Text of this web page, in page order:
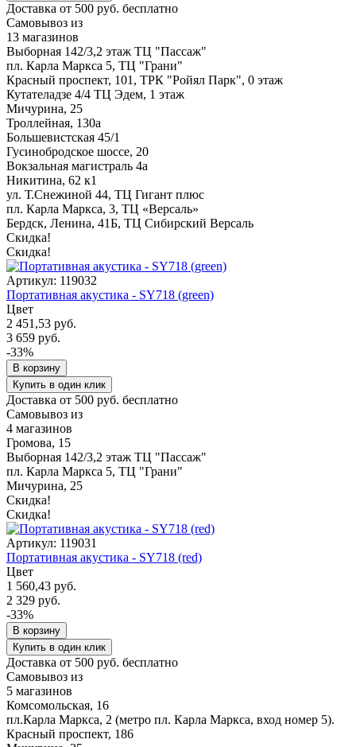
Доставка от 500 руб. бесплатно
Самовывоз из
13 магазинов
Выборная 142/3,2 этаж ТЦ "Пассаж"
пл. Карла Маркса 5, ТЦ "Грани"
Красный проспект, 101, ТРК "Ройял Парк", 0 этаж
Кутателадзе 4/4 ТЦ Эдем, 1 этаж
Мичурина, 25
Троллейная, 130а
Большевистская 45/1
Гусинобродское шоссе, 20
Вокзальная магистраль 4а
Никитина, 62 к1
ул. Т.Снежиной 44, ТЦ Гигант плюс
пл. Карла Маркса, 3, ТЦ «Версаль»
Бердск, Ленина, 41Б, ТЦ Сибирский Версаль
Скидка!
Скидка!
Артикул: 119032
Портативная акустика - SY718 (green)
Цвет
2 451,53 руб.
3 659 руб.
-33%
В корзину
Купить в один клик
Доставка от 500 руб. бесплатно
Самовывоз из
4 магазинов
Громова, 15
Выборная 142/3,2 этаж ТЦ "Пассаж"
пл. Карла Маркса 5, ТЦ "Грани"
Мичурина, 25
Скидка!
Скидка!
Артикул: 119031
Портативная акустика - SY718 (red)
Цвет
1 560,43 руб.
2 329 руб.
-33%
В корзину
Купить в один клик
Доставка от 500 руб. бесплатно
Самовывоз из
5 магазинов
Комсомольская, 16
пл.Карла Маркса, 2 (метро пл. Карла Маркса, вход номер 5).
Красный проспект, 186